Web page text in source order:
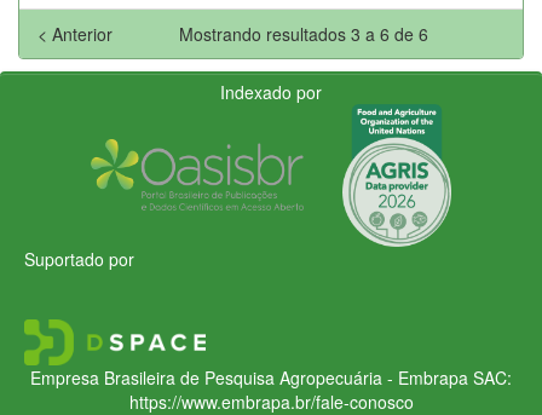
Mostrando resultados 3 a 6 de 6
< Anterior
Indexado por
Suportado por
Empresa Brasileira de Pesquisa Agropecuária - Embrapa SAC:
https://www.embrapa.br/fale-conosco